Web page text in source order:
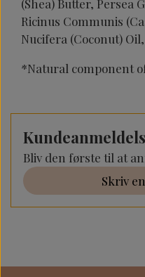
(Shea) Butter, Persea
Ricinus Communis
Nucifera (Coconut)
*Natural component
Bliv den første til at
Skriv